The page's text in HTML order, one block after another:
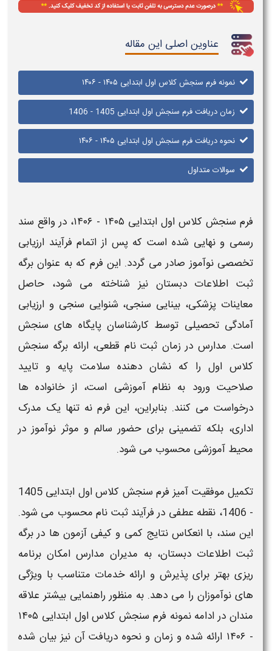
عناوین اصلی این مقاله
نمونه فرم سنجش کلاس اول ابتدایی ۱۴۰۵ - ۱۴۰۶
زمان دریافت فرم سنجش اول ابتدایی 1405 - 1406
نحوه دریافت فرم سنجش اول ابتدایی ۱۴۰۵ - ۱۴۰۶
سوالات متداول
فرم سنجش کلاس اول ابتدایی ۱۴۰۵ - ۱۴۰۶
، در واقع سند
رسمی و نهایی شده است که پس از اتمام فرآیند ارزیابی
تخصصی نوآموز صادر می گردد. این فرم که به عنوان برگه
ثبت اطلاعات دبستان نیز شناخته می شود، حاصل
معاینات پزشکی، بینایی سنجی، شنوایی سنجی و ارزیابی
آمادگی تحصیلی توسط کارشناسان پایگاه های سنجش
است. مدارس در زمان ثبتنام قطعی، ارائه برگه سنجش
کلاس اول را که نشان دهنده سلامت پایه و تایید
صلاحیت ورود به نظام آموزشی است، از خانواده ها
درخواست می کنند. بنابراین، این فرم نه تنها یک مدرک
اداری، بلکه تضمینی برای حضور سالم و موثر نوآموز در
محیط آموزشی محسوب می شود.
تکمیل موفقیت آمیز
فرم سنجش کلاس اول ابتدایی 1405
- 1406
، نقطه عطفی در فرآیندثبت نام محسوب می شود.
این سند، با انعکاس نتایج کمی و کیفی آزمون ها دربرگه
ثبت اطلاعات دبستان، به مدیران مدارس امکان برنامه
ریزی بهتر برای پذیرش و ارائه خدمات متناسب با ویژگی
های نوآموزان را می دهد. به منظور راهنمایی بیشتر علاقه
مندان در ادامه نمونه
فرم سنجش کلاس اول ابتدایی ۱۴۰۵
- ۱۴۰۶
ارائه شده و زمان و نحوه دریافت آن نیز بیان شده